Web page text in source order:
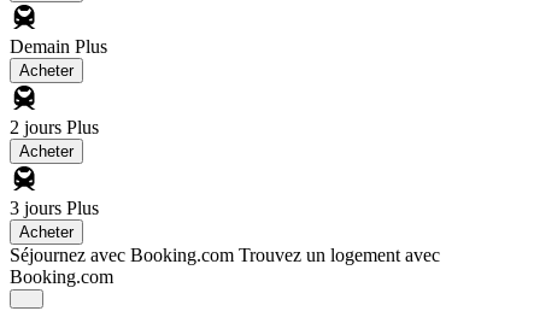
Demain Plus
Acheter
2 jours Plus
Acheter
3 jours Plus
Acheter
Séjournez avec Booking.com Trouvez un logement avec
Booking.com